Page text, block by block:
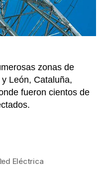
zonas de
León, Cataluña,
fueron cientos de
Eléctrica